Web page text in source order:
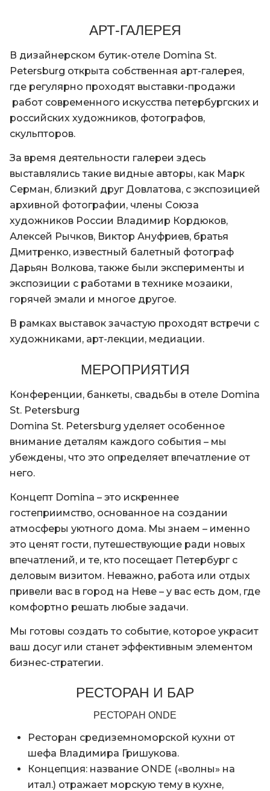
разнообразное меню подушек (пуховые
станция, бесплатный интернет, уборка в
номере дважды в день, фитнес и велнес-
центр.
Мы приготовили для вас неизменные
комфорт и сервис, чтобы вы могли с
Северную Столицу и наслаждаться ее
атмосферой.
Успейте забронировать Superior
приключение в отеле Domina St. Petersburg.
АРТ-ГАЛЕРЕЯ
В дизайнерском бутик-отеле Domina St.
Petersburg открыта собственная арт-галерея,
где регулярно проходят выставки-продажи
работ современного искусства петербургских и
российских художников, фотографов,
скульпторов.
За время деятельности галереи здесь
выставлялись такие видные авторы, как Марк
Серман, близкий друг Довлатова, с экспозицией
архивной фотографии, члены Союза
художников России Владимир Кордюков,
Алексей Рычков, Виктор Ануфриев, братья
Дмитренко, известный балетный фотограф
Дарьян Волкова, также были эксперименты и
экспозиции с работами в технике мозаики,
горячей эмали и многое другое.
В рамках выставок зачастую проходят встречи с
художниками, арт-лекции, медиации.
МЕРОПРИЯТИЯ
Конференции, банкеты, свадьбы в отеле Domina
St. Petersburg
Domina St. Petersburg уделяет особенное
внимание деталям каждого события – мы
убеждены, что это определяет впечатление от
него.
Концепт Domina – это искреннее
гостеприимство, основанное на создании
атмосферы уютного дома. Мы знаем – именно
это ценят гости, путешествующие ради новых
впечатлений, и те, кто посещает Петербург с
деловым визитом. Неважно, работа или отдых
привели вас в город на Неве – у вас есть дом, где
комфортно решать любые задачи.
Мы готовы создать то событие, которое украсит
ваш досуг или станет эффективным элементом
бизнес-стратегии.
РЕСТОРАН И БАР
РЕСТОРАН ONDE
Ресторан средиземноморской кухни от
шефа Владимира Гришукова.
Концепция: название ONDE («волны» на
итал.) отражает морскую тему в кухне,